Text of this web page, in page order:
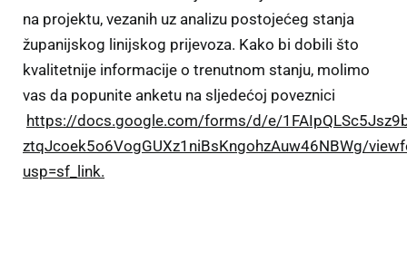
na projektu, vezanih uz analizu postojećeg stanja
županijskog linijskog prijevoza. Kako bi dobili što
kvalitetnije informacije o trenutnom stanju, molimo
vas da popunite anketu na sljedećoj poveznici
https://docs.google.com/forms/d/e/
ztqJcoek5o6VogGUXz1niBsKngohzAuw46NBWg/
usp=sf_link.